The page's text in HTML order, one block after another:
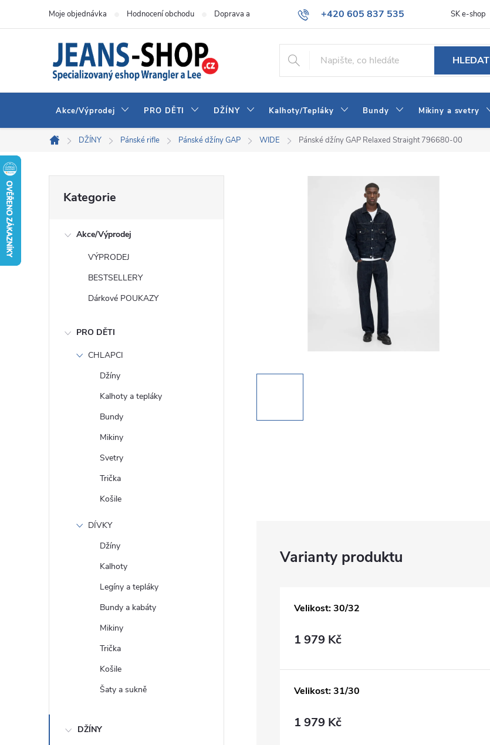
+420 605 837 535
info@jeans-shop.cz
Moje objednávka Hodnocení obchodu Doprava a platba Obchodní podmínky Naše prodejna Blog
SK e-shop
HLEDAT
Akce/Výprodej PRO DĚTI DŽÍNY Kalhoty/Tepláky Bundy Mikiny a svetry
Domů
DŽÍNY Pánské rifle Pánské džíny GAP WIDE Pánské džíny GAP Relaxed Straight 796680-00
kategorie
Kategorie
Akce/Výprodej
VÝPRODEJ
BESTSELLERY
Dárkové POUKAZY
PRO DĚTI
CHLAPCI
Džíny
Kalhoty a tepláky
Bundy
Mikiny
Svetry
Trička
Košile
DÍVKY
Džíny
Kalhoty
Legíny a tepláky
Bundy a kabáty
Mikiny
Trička
Košile
Šaty a sukně
DŽÍNY
Velikost: 30/32
1 979 Kč
Velikost: 31/30
1 979 Kč